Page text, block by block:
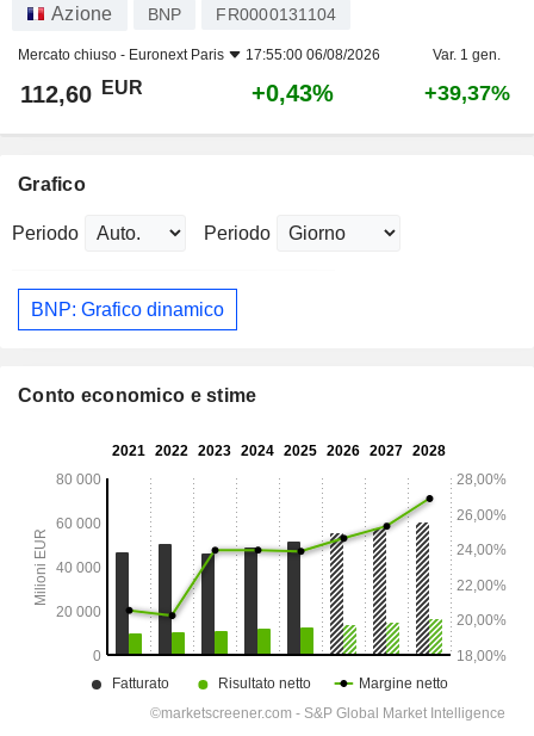
Azione BNP FR0000131104
Mercato chiuso - Euronext Paris 17:55:00 06/08/2026 Var. 1 gen.
112,60 EUR +0,43% +39,37%
Grafico
Periodo Periodo
BNP: Grafico dinamico
Conto economico e stime